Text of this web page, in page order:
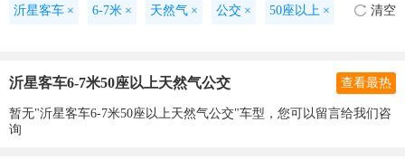
沂星客车 × 6-7米 × 天然气 × 公交 × 50座以上 × 清空
沂星客车6-7米50座以上天然气公交 查看最热
暂无"沂星客车6-7米50座以上天然气公交"车型，您可以留言给我们咨
询